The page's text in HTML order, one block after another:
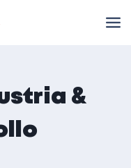
&